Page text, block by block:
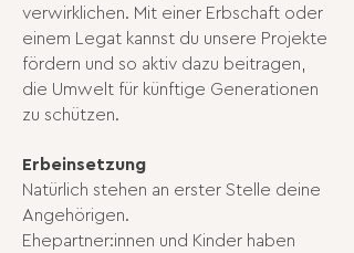
verwirklichen. Mit einer Erbschaft oder
einem Legat kannst du unsere Projekte
fördern und so aktiv dazu beitragen,
die Umwelt für künftige Generationen
zu schützen.
Erbeinsetzung
Natürlich stehen an erster Stelle deine
Angehörigen.
Ehepartner:innen und Kinder haben